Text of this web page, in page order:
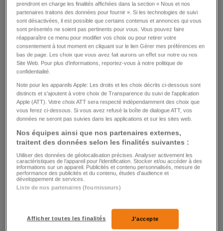
FRANCE
Le rappeur Freeze Corleone sera jugé pour
apologie du terrorisme
259 14
ATHLÉTISME
Mujinga Kambundji est maman d'un petit
prendront en charge les finalités affichées dans la section « Nous et nos
partenaires traitons des données pour fournir ». Si les technologies de suivi
sont désactivées, il est possible que certains contenus et annonces qui vous
sont présentés ne soient pas pertinents pour vous. Vous pouvez faire
réapparaître ce menu pour modifier vos choix ou pour retirer votre
consentement à tout moment en cliquant sur le lien Gérer mes préférences en
bas de page. Les choix que vous avez fait aurons un effet sur notre ou nos
Site Web. Pour plus d’informations, reportez-vous à notre politique de
confidentialité.
Note pour les appareils Apple: Les droits et les choix décrits ci-dessous sont
distincts et s'ajoutent à votre choix de Transparence du suivi de l'application
Apple (ATT). Votre choix ATT sera respecté indépendamment des choix que
vous ferez ci-dessous. Si vous avez refusé la boîte de dialogue ATT, vos
données ne seront pas suivies dans les applications et sur les sites web.
Nos équipes ainsi que nos partenaires externes,
traitent des données selon les finalités suivantes :
Utiliser des données de géolocalisation précises. Analyser activement les
caractéristiques de l’appareil pour l’identification. Stocker et/ou accéder à des
informations sur un appareil. Publicités et contenu personnalisés, mesure de
performance des publicités et du contenu, études d’audience et
développement de services.
Liste de nos partenaires (fournisseurs)
Afficher toutes les finalités J'accepte